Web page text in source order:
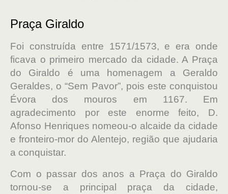
Praça Giraldo
Foi construída entre 1571/1573, e era onde
ficava o primeiro mercado da cidade. A Praça
do Giraldo é uma homenagem a Geraldo
Geraldes, o “Sem Pavor”, pois este conquistou
Évora dos mouros em 1167. Em
agradecimento por este enorme feito, D.
Afonso Henriques nomeou-o alcaide da cidade
e fronteiro-mor do Alentejo, região que ajudaria
a conquistar.
Com o passar dos anos a Praça do Giraldo
tornou-se a principal praça da cidade,